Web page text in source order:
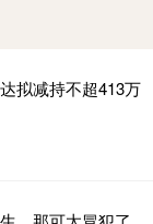
拟减持不超413万